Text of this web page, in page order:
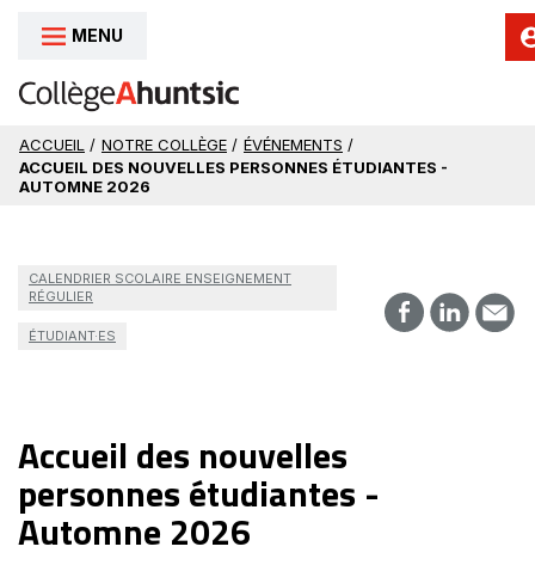
Aller au contenu
MENU
ACCUEIL / NOTRE COLLÈGE / ÉVÉNEMENTS /
ACCUEIL DES NOUVELLES PERSONNES ÉTUDIANTES -
AUTOMNE 2026
CALENDRIER SCOLAIRE ENSEIGNEMENT
RÉGULIER
ÉTUDIANT·ES
Accueil des nouvelles
personnes étudiantes -
Automne 2026